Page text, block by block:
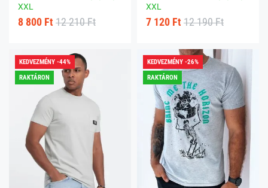
XXL
8 800 Ft 12 210 Ft
XXL
7 120 Ft 12 190 Ft
KEDVEZMÉNY -44%
RAKTÁRON
KEDVEZMÉNY -26%
RAKTÁRON